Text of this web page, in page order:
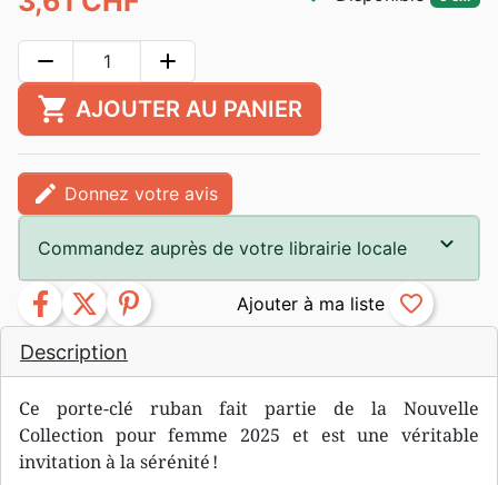
Description
Ce porte-clé ruban fait partie de la Nouvelle
Collection pour femme 2025 et est une véritable
invitation à la sérénité !
remove add
shopping_cart AJOUTER AU PANIER
edit Donnez votre avis
Commandez auprès de votre librairie locale
facebook twitter pinterest favorite_border